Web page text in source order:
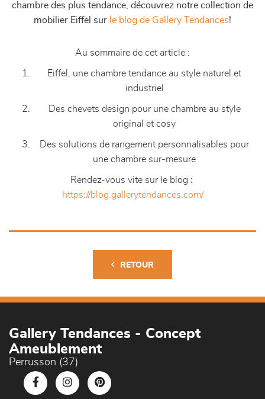
chambre des plus tendance, découvrez notre collection de
mobilier Eiffel sur le blog de Gallery Tendances!
Au sommaire de cet article :
Eiffel, une chambre tendance au style naturel et
industriel
Des chevets design pour une chambre au style
original et cosy
Des solutions de rangement personnalisables pour
une chambre sur-mesure
Rendez-vous vite sur le blog :
https://blog.gallerytendances.com/
RETOUR
Gallery Tendances - Concept
Ameublement
Perrusson (37)